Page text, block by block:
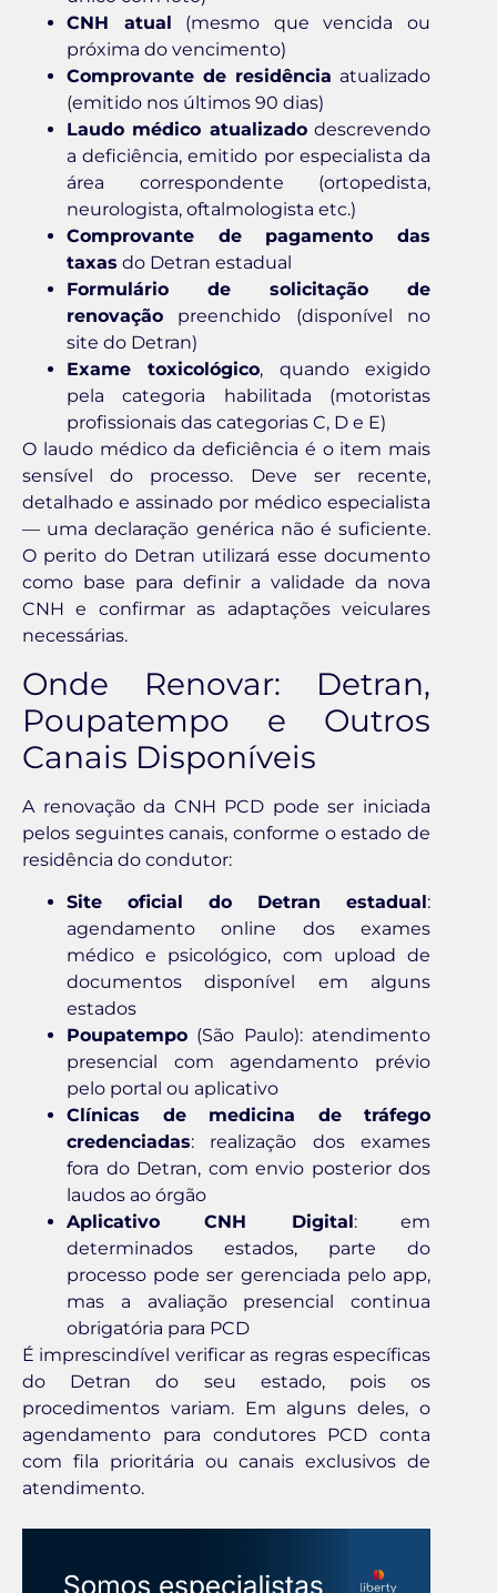
CNH atual (mesmo que vencida ou
próxima do vencimento)
Comprovante de residência atualizado
(emitido nos últimos 90 dias)
Laudo médico atualizadodescrevendo
a deficiência, emitido por especialista da
área correspondente (ortopedista,
neurologista, oftalmologista etc.)
Comprovante de pagamento das
taxas do Detran estadual
Formulário de solicitação de
renovação preenchido (disponível no
site do Detran)
Exame toxicológico, quando exigido
pela categoria habilitada (motoristas
profissionais das categorias C, D e E)
O laudo médico da deficiência é o item mais
sensível do processo. Deve ser recente,
detalhado e assinado por médico especialista
— uma declaração genérica não é suficiente.
O perito do Detran utilizará esse documento
como base para definir a validade da nova
CNH e confirmar as adaptações veiculares
necessárias.
Onde Renovar: Detran,
Poupatempo e Outros
Canais Disponíveis
A renovação da CNH PCD pode ser iniciada
pelos seguintes canais, conforme o estado de
residência do condutor:
Site oficial do Detran estadual:
agendamento online dos exames
médico e psicológico, com upload de
documentos disponível em alguns
estados
Poupatempo (São Paulo): atendimento
presencial com agendamento prévio
pelo portal ou aplicativo
Clínicas de medicina de tráfego
credenciadas: realização dos exames
fora do Detran, com envio posterior dos
laudos ao órgão
Aplicativo CNH Digital: em
determinados estados, parte do
processo pode ser gerenciada pelo app,
mas a avaliação presencial continua
obrigatória para PCD
É imprescindível verificar as regras específicas
do Detran do seu estado, pois os
procedimentos variam. Em alguns deles, o
agendamento para condutores PCD conta
com fila prioritária ou canais exclusivos de
atendimento.